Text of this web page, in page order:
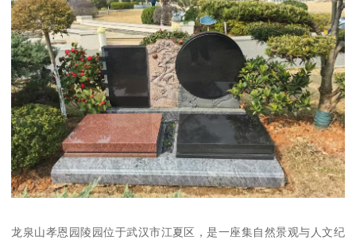
龙泉山孝恩园陵园位于武汉市江夏区，是一座集自然景观与人文纪